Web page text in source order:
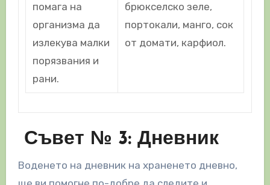
помага на
организма да
излекува малки
порязвания и
рани.
брюкселско зеле,
портокали, манго, сок
от домати, карфиол.
Съвет № 3: Дневник
Воденето на дневник на храненето дневно,